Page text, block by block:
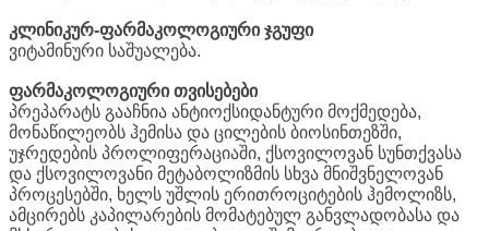
კლინიკურ-ფარმაკოლოგიური ჯგუფი
ვიტამინური საშუალება.
ფარმაკოლოგიური თვისებები
პრეპარატს გააჩნია ანტიოქსიდანტური მოქმედება,
მონაწილეობს ჰემისა და ცილების ბიოსინთეზში,
უჯრედების პროლიფერაციაში, ქსოვილოვან სუნთქვასა
და ქსოვილოვანი მეტაბოლიზმის სხვა მნიშვნელოვან
პროცესებში, ხელს უშლის ერითროციტების ჰემოლიზს,
ამცირებს კაპილარების მომატებულ განვლადობასა და